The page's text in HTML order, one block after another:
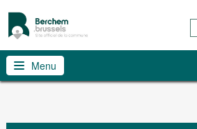
Menu